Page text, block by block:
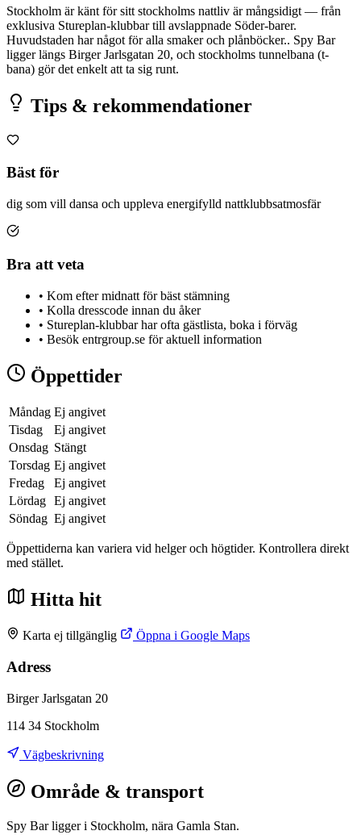
Stockholm är känt för sitt stockholms nattliv är mångsidigt — från
exklusiva Stureplan-klubbar till avslappnade Söder-barer.
Huvudstaden har något för alla smaker och plånböcker.. Spy Bar
ligger längs Birger Jarlsgatan 20, och stockholms tunnelbana (t-
bana) gör det enkelt att ta sig runt.
Tips & rekommendationer
Bäst för
dig som vill dansa och uppleva energifylld nattklubbsatmosfär
Bra att veta
• Kom efter midnatt för bäst stämning
• Kolla dresscode innan du åker
• Stureplan-klubbar har ofta gästlista, boka i förväg
• Besök entrgroup.se för aktuell information
Öppettider
Måndag Ej angivet
Tisdag
Ej angivet
Onsdag Stängt
Torsdag Ej angivet
Fredag
Ej angivet
Lördag Ej angivet
Söndag Ej angivet
Öppettiderna kan variera vid helger och högtider. Kontrollera direkt
med stället.
Hitta hit
Karta ej tillgänglig Öppna i Google Maps
Adress
Birger Jarlsgatan 20
114 34 Stockholm
Vägbeskrivning
Område & transport
Spy Bar ligger i Stockholm, nära Gamla Stan.